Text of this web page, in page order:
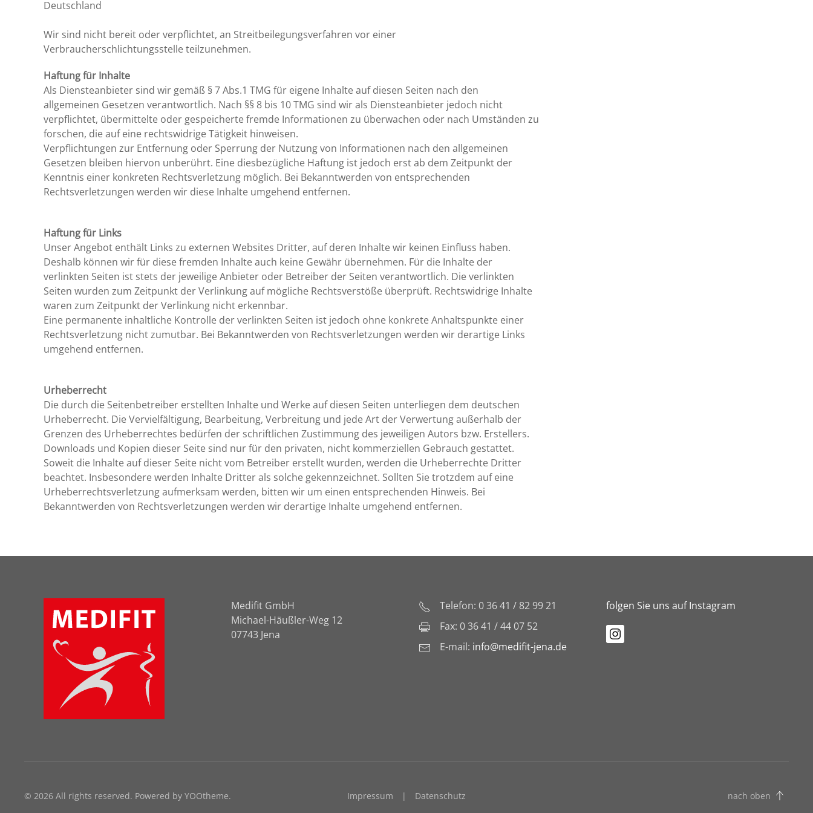
Deutschland
Wir sind nicht bereit oder verpflichtet, an Streitbeilegungsverfahren vor einer
Verbraucherschlichtungsstelle teilzunehmen.
Haftung für Inhalte
Als Diensteanbieter sind wir gemäß § 7 Abs.1 TMG für eigene Inhalte auf diesen Seiten nach den
allgemeinen Gesetzen verantwortlich. Nach §§ 8 bis 10 TMG sind wir als Diensteanbieter jedoch nicht
verpflichtet, übermittelte oder gespeicherte fremde Informationen zu überwachen oder nach Umständen zu
forschen, die auf eine rechtswidrige Tätigkeit hinweisen.
Verpflichtungen zur Entfernung oder Sperrung der Nutzung von Informationen nach den allgemeinen
Gesetzen bleiben hiervon unberührt. Eine diesbezügliche Haftung ist jedoch erst ab dem Zeitpunkt der
Kenntnis einer konkreten Rechtsverletzung möglich. Bei Bekanntwerden von entsprechenden
Rechtsverletzungen werden wir diese Inhalte umgehend entfernen.
Haftung für Links
Unser Angebot enthält Links zu externen Websites Dritter, auf deren Inhalte wir keinen Einfluss haben.
Deshalb können wir für diese fremden Inhalte auch keine Gewähr übernehmen. Für die Inhalte der
verlinkten Seiten ist stets der jeweilige Anbieter oder Betreiber der Seiten verantwortlich. Die verlinkten
Seiten wurden zum Zeitpunkt der Verlinkung auf mögliche Rechtsverstöße überprüft. Rechtswidrige Inhalte
waren zum Zeitpunkt der Verlinkung nicht erkennbar.
Eine permanente inhaltliche Kontrolle der verlinkten Seiten ist jedoch ohne konkrete Anhaltspunkte einer
Rechtsverletzung nicht zumutbar. Bei Bekanntwerden von Rechtsverletzungen werden wir derartige Links
umgehend entfernen.
Urheberrecht
Die durch die Seitenbetreiber erstellten Inhalte und Werke auf diesen Seiten unterliegen dem deutschen
Urheberrecht. Die Vervielfältigung, Bearbeitung, Verbreitung und jede Art der Verwertung außerhalb der
Grenzen des Urheberrechtes bedürfen der schriftlichen Zustimmung des jeweiligen Autors bzw. Erstellers.
Downloads und Kopien dieser Seite sind nur für den privaten, nicht kommerziellen Gebrauch gestattet.
Soweit die Inhalte auf dieser Seite nicht vom Betreiber erstellt wurden, werden die Urheberrechte Dritter
beachtet. Insbesondere werden Inhalte Dritter als solche gekennzeichnet. Sollten Sie trotzdem auf eine
Urheberrechtsverletzung aufmerksam werden, bitten wir um einen entsprechenden Hinweis. Bei
Bekanntwerden von Rechtsverletzungen werden wir derartige Inhalte umgehend entfernen.
Medifit GmbH
Michael-Häußler-Weg 12
07743 Jena
Telefon: 0 36 41 / 82 99 21
Fax: 0 36 41 / 44 07 52
E-mail: info@medifit-jena.de
folgen Sie uns auf Instagram
© 2026 All rights reserved. Powered by YOOtheme. Impressum | Datenschutz nach oben